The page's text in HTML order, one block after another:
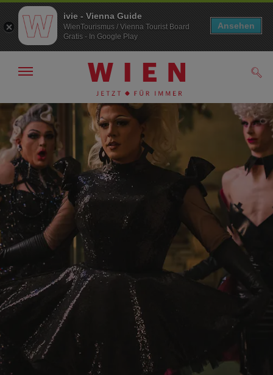
Zur
Navigation
Zum
Inhalt
Navigation
ivie - Vienna Guide
WienTourismus / Vienna Tourist Board
Gratis - In Google Play
Ansehen